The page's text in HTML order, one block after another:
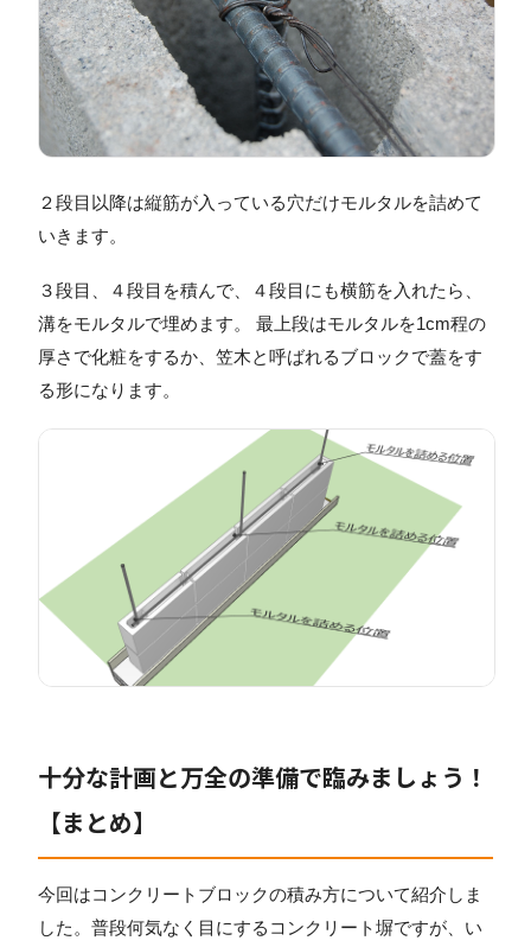
２段目以降は縦筋が入っている穴だけモルタルを詰めて
いきます。
３段目、４段目を積んで、４段目にも横筋を入れたら、
溝をモルタルで埋めます。 最上段はモルタルを1cm程の
厚さで化粧をするか、笠木と呼ばれるブロックで蓋をす
る形になります。
十分な計画と万全の準備で臨みましょう！
【まとめ】
今回はコンクリートブロックの積み方について紹介しま
した。普段何気なく目にするコンクリート塀ですが、い